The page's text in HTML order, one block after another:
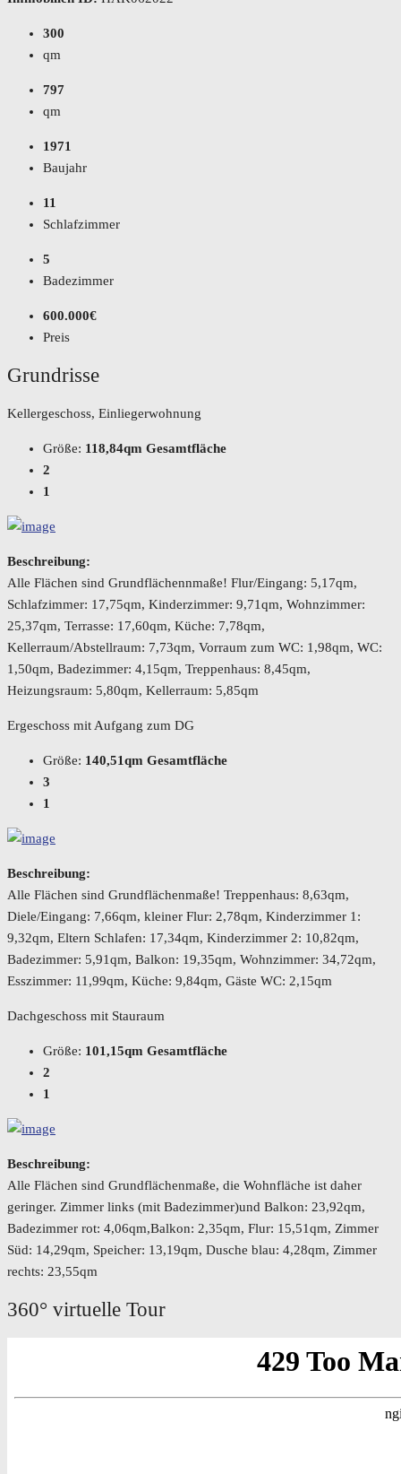
300
qm
797
qm
1971
Baujahr
11
Schlafzimmer
5
Badezimmer
600.000€
Preis
Grundrisse
Kellergeschoss, Einliegerwohnung
Größe: 118,84qm Gesamtfläche
2
1
Beschreibung:
Alle Flächen sind Grundflächennmaße! Flur/Eingang: 5,17qm,
Schlafzimmer: 17,75qm, Kinderzimmer: 9,71qm, Wohnzimmer:
25,37qm, Terrasse: 17,60qm, Küche: 7,78qm,
Kellerraum/Abstellraum: 7,73qm, Vorraum zum WC: 1,98qm, WC:
1,50qm, Badezimmer: 4,15qm, Treppenhaus: 8,45qm,
Heizungsraum: 5,80qm, Kellerraum: 5,85qm
Ergeschoss mit Aufgang zum DG
Größe: 140,51qm Gesamtfläche
3
1
Beschreibung:
Alle Flächen sind Grundflächenmaße! Treppenhaus: 8,63qm,
Diele/Eingang: 7,66qm, kleiner Flur: 2,78qm, Kinderzimmer 1:
9,32qm, Eltern Schlafen: 17,34qm, Kinderzimmer 2: 10,82qm,
Badezimmer: 5,91qm, Balkon: 19,35qm, Wohnzimmer: 34,72qm,
Esszimmer: 11,99qm, Küche: 9,84qm, Gäste WC: 2,15qm
Dachgeschoss mit Stauraum
Größe: 101,15qm Gesamtfläche
2
1
Beschreibung:
Alle Flächen sind Grundflächenmaße, die Wohnfläche ist daher
geringer. Zimmer links (mit Badezimmer)und Balkon: 23,92qm,
Badezimmer rot: 4,06qm,Balkon: 2,35qm, Flur: 15,51qm, Zimmer
Süd: 14,29qm, Speicher: 13,19qm, Dusche blau: 4,28qm, Zimmer
rechts: 23,55qm
360° virtuelle Tour